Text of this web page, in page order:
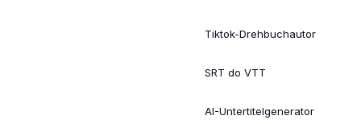
Tiktok-Drehbuchautor
SRT do VTT
AI-Untertitelgenerator